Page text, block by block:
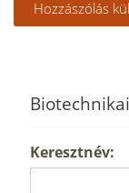
Keresztnév: